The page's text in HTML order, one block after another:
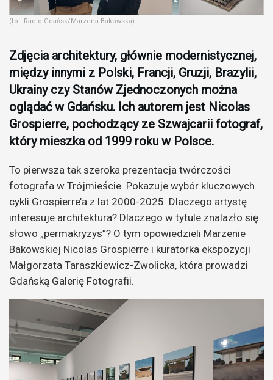
(fot. Radio Gdańsk/Marzena Bakowska)
Zdjęcia architektury, głównie modernistycznej,
między innymi z Polski, Francji, Gruzji, Brazylii,
Ukrainy czy Stanów Zjednoczonych można
oglądać w Gdańsku. Ich autorem jest Nicolas
Grospierre, pochodzący ze Szwajcarii fotograf,
który mieszka od 1999 roku w Polsce.
To pierwsza tak szeroka prezentacja twórczości
fotografa w Trójmieście. Pokazuje wybór kluczowych
cykli Grospierre’a z lat 2000-2025. Dlaczego artystę
interesuje architektura? Dlaczego w tytule znalazło się
słowo „permakryzys”? O tym opowiedzieli Marzenie
Bakowskiej Nicolas Grospierre i kuratorka ekspozycji
Małgorzata Taraszkiewicz-Zwolicka, która prowadzi
Gdańską Galerię Fotografii.